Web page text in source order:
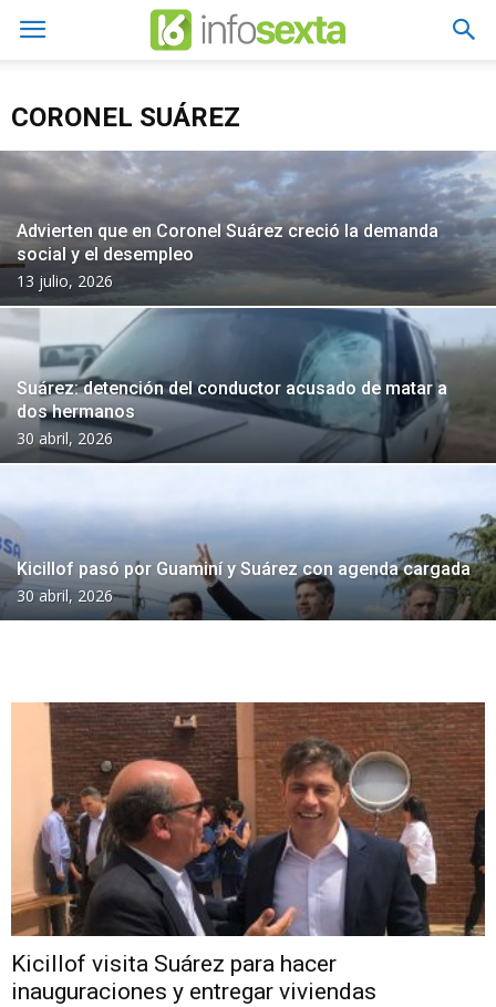
CORONEL SUÁREZ
Advierten que en Coronel Suárez creció la demanda
social y el desempleo
13 julio, 2026
Suárez: detención del conductor acusado de matar a
dos hermanos
30 abril, 2026
Kicillof pasó por Guaminí y Suárez con agenda cargada
30 abril, 2026
Kicillof visita Suárez para hacer
inauguraciones y entregar viviendas